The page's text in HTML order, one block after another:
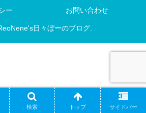
ー お問い合わせ
日々ぼーのブログ.
検索 トップ サイドバー